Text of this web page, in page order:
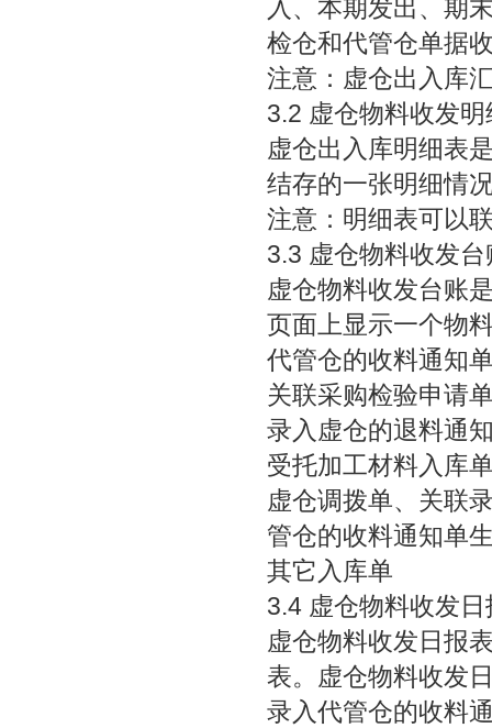
入、本期发出、期
检仓和代管仓单据
注意：虚仓出入库
3.2 虚仓物料收发
虚仓出入库明细表
结存的一张明细情
注意：明细表可以
3.3 虚仓物料收发台
虚仓物料收发台账
页面上显示一个物
代管仓的收料通知
关联采购检验申请
录入虚仓的退料通
受托加工材料入库
虚仓调拨单、关联
管仓的收料通知单
其它入库单
3.4 虚仓物料收发
虚仓物料收发日报
表。虚仓物料收发
录入代管仓的收料